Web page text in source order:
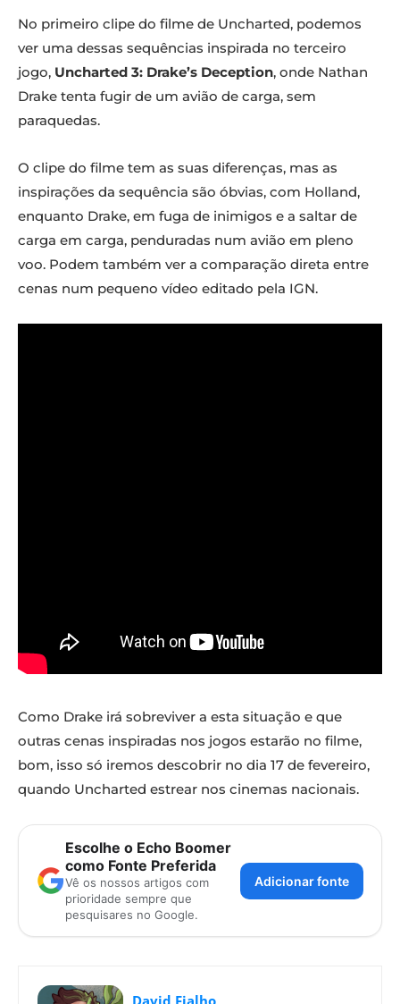
No primeiro clipe do filme de Uncharted, podemos
ver uma dessas sequências inspirada no terceiro
jogo, Uncharted 3: Drake’s Deception, onde Nathan
Drake tenta fugir de um avião de carga, sem
paraquedas.
O clipe do filme tem as suas diferenças, mas as
inspirações da sequência são óbvias, com Holland,
enquanto Drake, em fuga de inimigos e a saltar de
carga em carga, penduradas num avião em pleno
voo. Podem também ver a comparação direta entre
cenas num pequeno vídeo editado pela IGN.
Como Drake irá sobreviver a esta situação e que
outras cenas inspiradas nos jogos estarão no filme,
bom, isso só iremos descobrir no dia 17 de fevereiro,
quando Uncharted estrear nos cinemas nacionais.
Escolhe o Echo Boomer
como Fonte Preferida
Vê os nossos artigos com
prioridade sempre que
pesquisares no Google.
Adicionar fonte